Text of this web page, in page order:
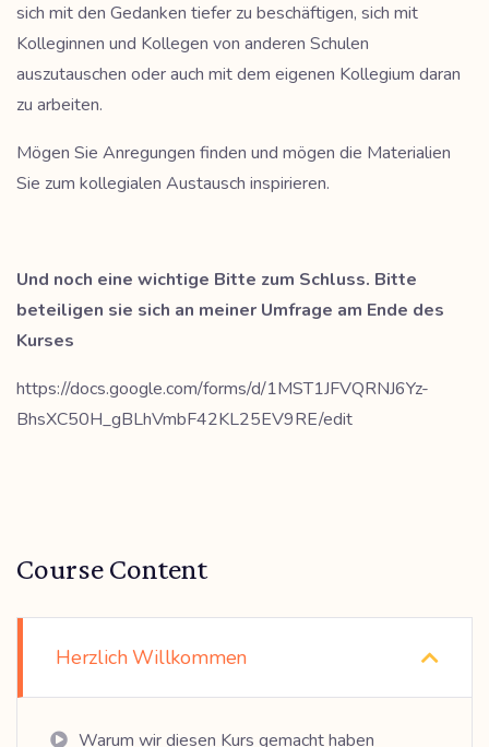
sich mit den Gedanken tiefer zu beschäftigen, sich mit
Kolleginnen und Kollegen von anderen Schulen
auszutauschen oder auch mit dem eigenen Kollegium daran
zu arbeiten.
Mögen Sie Anregungen finden und mögen die Materialien
Sie zum kollegialen Austausch inspirieren.
Und noch eine wichtige Bitte zum Schluss. Bitte
beteiligen sie sich an meiner Umfrage am Ende des
Kurses
https://docs.google.com/forms/d/1MST1JFVQRNJ6Yz-
BhsXC50H_gBLhVmbF42KL25EV9RE/edit
Course Content
Herzlich Willkommen
Warum wir diesen Kurs gemacht haben